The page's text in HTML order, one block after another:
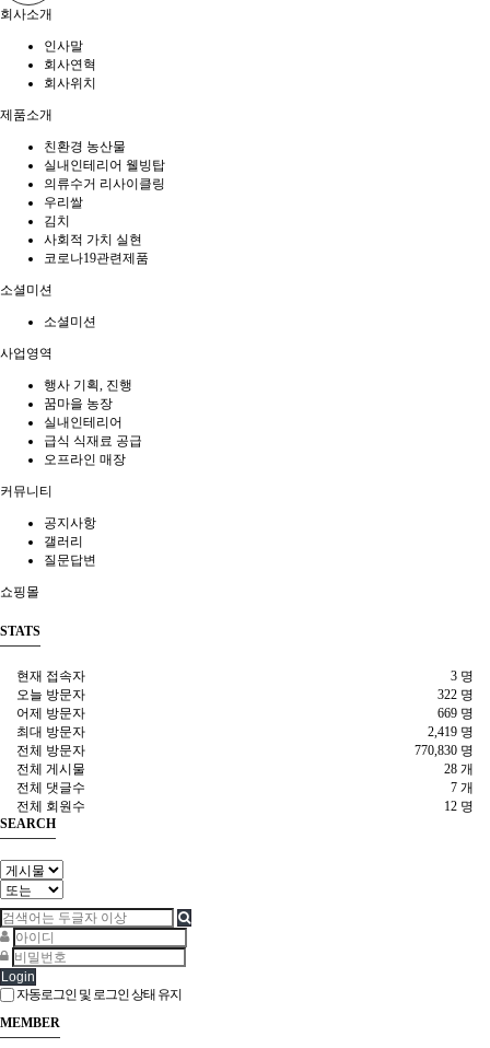
회사소개
인사말
회사연혁
회사위치
제품소개
친환경 농산물
실내인테리어 웰빙탑
의류수거 리사이클링
우리쌀
김치
사회적 가치 실현
코로나19관련제품
소셜미션
소셜미션
사업영역
행사 기획, 진행
꿈마을 농장
실내인테리어
급식 식재료 공급
오프라인 매장
커뮤니티
공지사항
갤러리
질문답변
쇼핑몰
STATS
3 명
현재 접속자
322 명
오늘 방문자
669 명
어제 방문자
2,419 명
최대 방문자
770,830 명
전체 방문자
28 개
전체 게시물
7 개
전체 댓글수
12 명
전체 회원수
SEARCH
Login
자동로그인 및 로그인 상태 유지
MEMBER